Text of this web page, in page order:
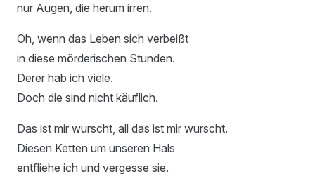
nur Augen, die herum irren.
Oh, wenn das Leben sich verbeißt
in diese mörderischen Stunden.
Derer hab ich viele.
Doch die sind nicht käuflich.
Das ist mir wurscht, all das ist mir wurscht.
Diesen Ketten um unseren Hals
entfliehe ich und vergesse sie.